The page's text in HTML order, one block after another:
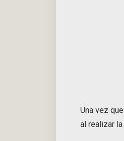
Una vez
al realizar